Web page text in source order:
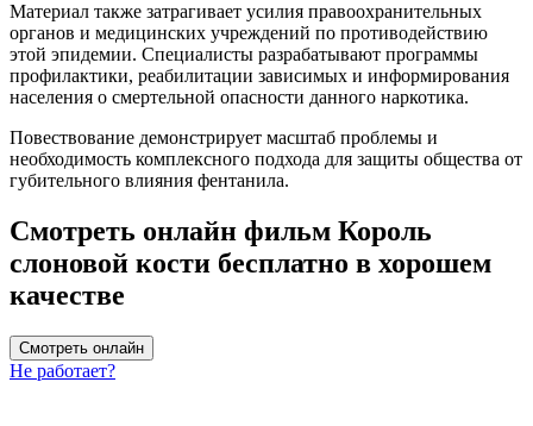
Материал также затрагивает усилия правоохранительных
органов и медицинских учреждений по противодействию
этой эпидемии. Специалисты разрабатывают программы
профилактики, реабилитации зависимых и информирования
населения о смертельной опасности данного наркотика.
Повествование демонстрирует масштаб проблемы и
необходимость комплексного подхода для защиты общества от
губительного влияния фентанила.
Смотреть онлайн фильм Король
слоновой кости бесплатно в хорошем
качестве
Смотреть онлайн
Не работает?